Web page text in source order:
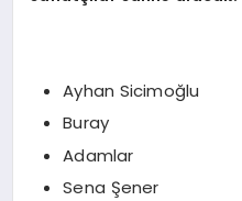
Ayhan Sicimoğlu
Buray
Adamlar
Sena Şener